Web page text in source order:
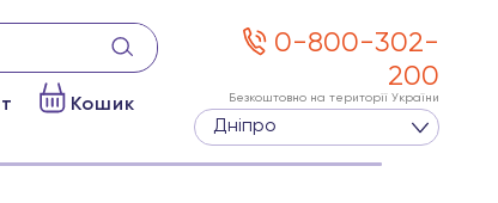
Кошик
0-800-302-
200
Безкоштовно на території України
Дніпро